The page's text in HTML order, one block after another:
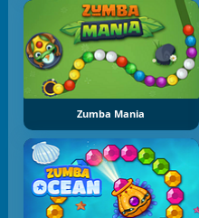
Zumba Mania